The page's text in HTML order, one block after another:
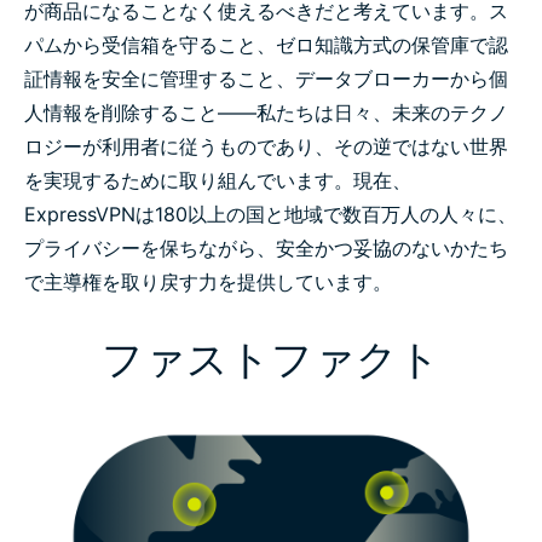
が商品になることなく使えるべきだと考えています。ス
パムから受信箱を守ること、ゼロ知識方式の保管庫で認
証情報を安全に管理すること、データブローカーから個
人情報を削除すること——私たちは日々、未来のテクノ
ロジーが利用者に従うものであり、その逆ではない世界
を実現するために取り組んでいます。 現在、
ExpressVPNは180以上の国と地域で数百万人の人々に、
プライバシーを保ちながら、安全かつ妥協のないかたち
で主導権を取り戻す力を提供しています。
ファストファクト